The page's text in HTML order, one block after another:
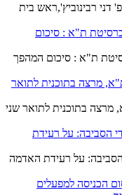
את קירשנבאום' בערוץ 10-פרופ' דני רבינוביץ',ראש בית
ת"א : סיכום המהפך
אוני' ת"א, מרצה בתוכנית לתואר שני
הסביבה: על רעידת האדמה